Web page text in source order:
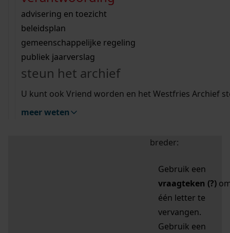
bouwvergunningen
omgevingsvergunningen
vergunningen
beeld en geluid
uitleg nodig?
Wij helpen u op weg met een aantal zoektips.
bekijk alle zoektips
Wij helpen u op weg met een aantal zoektips.
bekijk alle zoektips
bekijk ons geschiedenislokaal
advisering en toezicht
beleidsplan
gemeenschappelijke regeling
publiek jaarverslag
steun het archief
U kunt ook Vriend worden en het Westfries Archief
meer weten
zoektips
Mijn Studiezaal (inloggen)
uw zoekopdracht te
breder:
Gebruik een
vraagteken (?)
één letter te
vervangen.
Gebruik een